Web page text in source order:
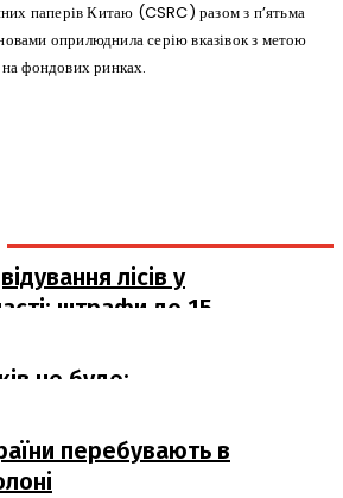
паперів Китаю (CSRC) разом з п’ятьма
оприлюднила серію вказівок з метою
фондових ринках.
лісів у
штрафи до 15
не буде:
Офісу Президента
перебувають в